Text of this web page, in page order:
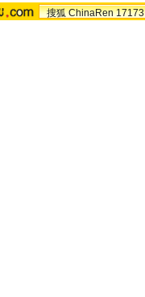
搜狐 ChinaRen 17173